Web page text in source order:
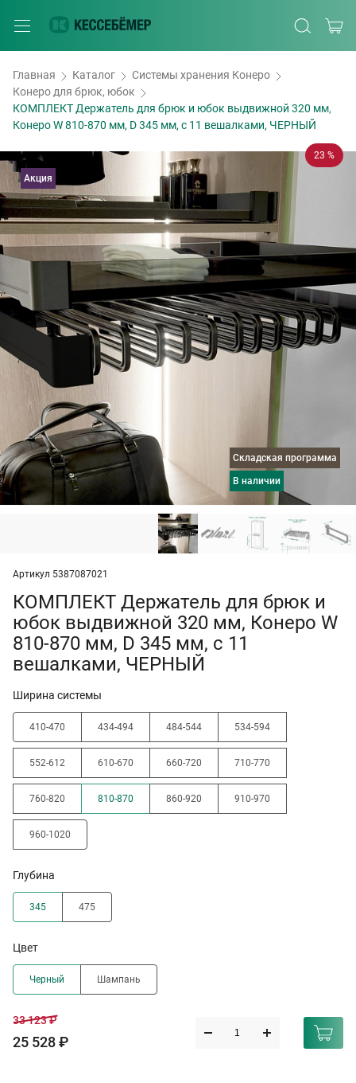
Главная Каталог
Системы хранения Конеро
Конеро для брюк, юбок
КОМПЛЕКТ Держатель для брюк и юбок выдвижной 320 мм,
Конеро W 810-870 мм, D 345 мм, с 11 вешалками, ЧЕРНЫЙ
23 %
Складская программа
в наличии
Акция
Артикул 5387087021
КОМПЛЕКТ Держатель для брюк и
юбок выдвижной 320 мм, Конеро W
810-870 мм, D 345 мм, с 11
вешалками, ЧЕРНЫЙ
Ширина системы
410-470 434-494 484-544 534-594
552-612 610-670 660-720 710-770
760-820 810-870 860-920 910-970
960-1020
Глубина
345 475
Цвет
Черный Шампань
33 123 ₽
25 528 ₽